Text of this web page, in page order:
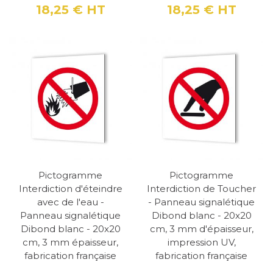
Prix
18,25 € HT Prix
18,25 € HT
Pictogramme
Interdiction d'éteindre
avec de l'eau -
Panneau signalétique
Dibond blanc - 20x20
cm, 3 mm épaisseur,
fabrication française
Pictogramme
Interdiction de Toucher
- Panneau signalétique
Dibond blanc - 20x20
cm, 3 mm d'épaisseur,
impression UV,
fabrication française